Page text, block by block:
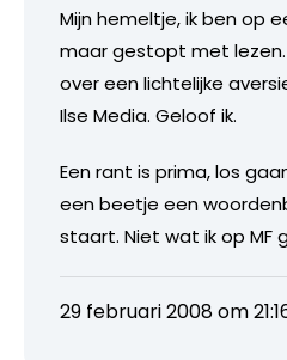
Mijn hemeltje, ik ben op
maar gestopt met
over een lichtelijke
Ilse Media. Geloof ik.
Een rant is prima, los
een beetje een
staart. Niet wat ik op MF
29 februari 2008 om